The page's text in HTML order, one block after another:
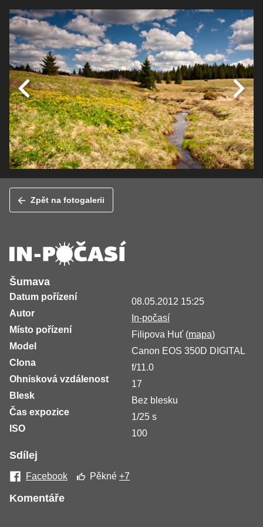
Zpět na fotogalerii
Šumava
Datum pořízení
08.05.2012 15:25
Autor
In-počasí
Místo pořízení
Filipova Huť (mapa)
Model
Canon EOS 350D DIGITAL
Clona
f/11.0
Ohnisková vzdálenost
17
Blesk
Bez blesku
Čas expozice
1/25 s
ISO
100
Sdílej
Facebook Pěkné+7
Komentáře